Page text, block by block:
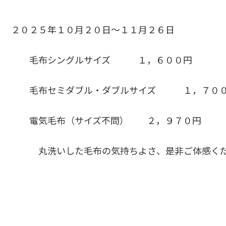
２０２５年１０月２０日～１１月２６日
毛布シングルサイズ １，６００円
毛布セミダブル・ダブルサイズ １，７０
電気毛布（サイズ不問） ２，９７０円
丸洗いした毛布の気持ちよさ、是非ご体感くだ